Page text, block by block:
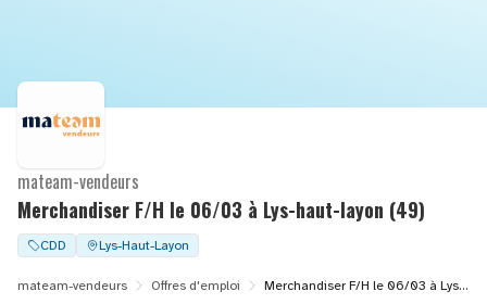
Merchandiser F/H le 06/03 à Lys-haut-layon (49)
mateam-vendeurs
CDD Lys-Haut-Layon
mateam-vendeurs Offres d'emploi Merchandiser F/H le 06/03 à Lys-haut-layon (49)